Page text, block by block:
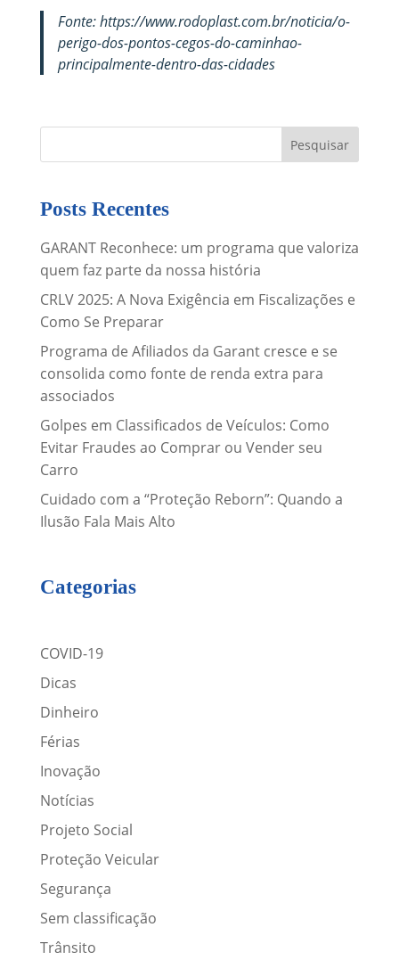
Fonte: https://www.rodoplast.com.br/noticia/o-
perigo-dos-pontos-cegos-do-caminhao-
principalmente-dentro-das-cidades
Posts Recentes
GARANT Reconhece: um programa que valoriza
quem faz parte da nossa história
CRLV 2025: A Nova Exigência em Fiscalizações e
Como Se Preparar
Programa de Afiliados da Garant cresce e se
consolida como fonte de renda extra para
associados
Golpes em Classificados de Veículos: Como
Evitar Fraudes ao Comprar ou Vender seu
Carro
Cuidado com a “Proteção Reborn”: Quando a
Ilusão Fala Mais Alto
Categorias
COVID-19
Dicas
Dinheiro
Férias
Inovação
Notícias
Projeto Social
Proteção Veicular
Segurança
Sem classificação
Trânsito